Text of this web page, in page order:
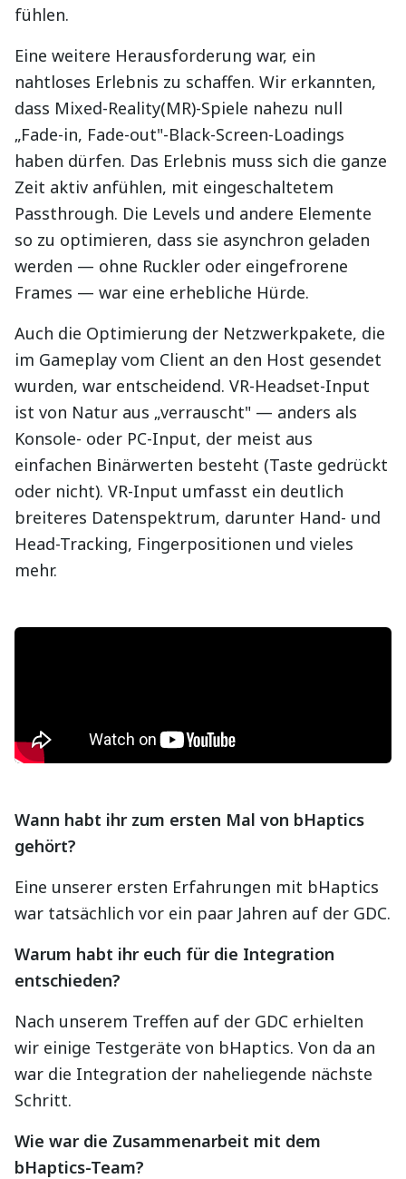
fühlen.
Eine weitere Herausforderung war, ein
nahtloses Erlebnis zu schaffen. Wir erkannten,
dass Mixed-Reality(MR)-Spiele nahezu null
„Fade-in, Fade-out"-Black-Screen-Loadings
haben dürfen. Das Erlebnis muss sich die ganze
Zeit aktiv anfühlen, mit eingeschaltetem
Passthrough. Die Levels und andere Elemente
so zu optimieren, dass sie asynchron geladen
werden — ohne Ruckler oder eingefrorene
Frames — war eine erhebliche Hürde.
Auch die Optimierung der Netzwerkpakete, die
im Gameplay vom Client an den Host gesendet
wurden, war entscheidend. VR-Headset-Input
ist von Natur aus „verrauscht" — anders als
Konsole- oder PC-Input, der meist aus
einfachen Binärwerten besteht (Taste gedrückt
oder nicht). VR-Input umfasst ein deutlich
breiteres Datenspektrum, darunter Hand- und
Head-Tracking, Fingerpositionen und vieles
mehr.
Wann habt ihr zum ersten Mal von bHaptics
gehört?
Eine unserer ersten Erfahrungen mit bHaptics
war tatsächlich vor ein paar Jahren auf der GDC.
Warum habt ihr euch für die Integration
entschieden?
Nach unserem Treffen auf der GDC erhielten
wir einige Testgeräte von bHaptics. Von da an
war die Integration der naheliegende nächste
Schritt.
Wie war die Zusammenarbeit mit dem
bHaptics-Team?